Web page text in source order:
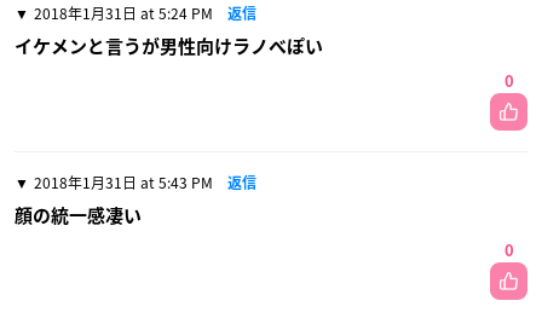
2018年1月31日 at 5:24 PM 返信
イケメンと言うが男性向けラノベぽい
0
2018年1月31日 at 5:43 PM 返信
顔の統一感凄い
0